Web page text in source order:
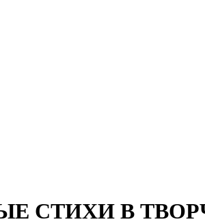
СТИХИ В